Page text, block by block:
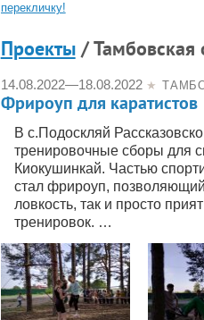
перекличку!
Проекты/ Тамбовская
14.08.2022—18.08.2022★
Фрироуп для каратистов
В с.Подоскляй
тренировочные сборы для
Киокушинкай. Частью
стал фрироуп,
ловкость, так и просто
тренировок. …